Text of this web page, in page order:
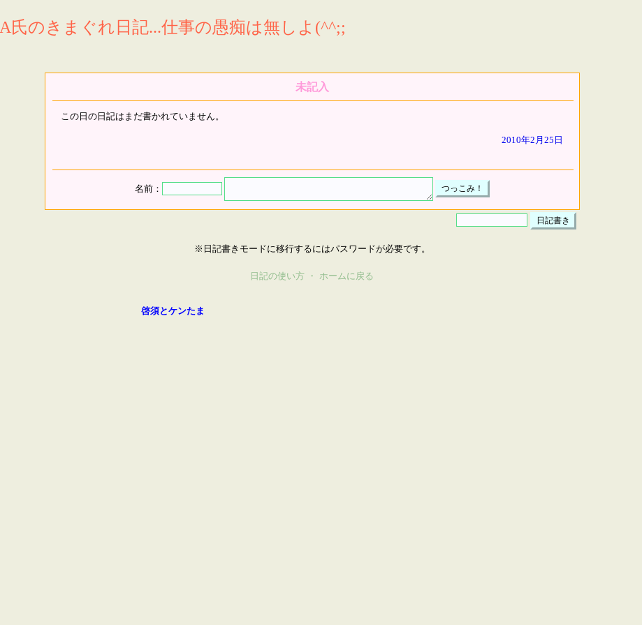
A氏のきまぐれ日記...仕事の愚痴は無しよ(^^;;
未記入
この日の日記はまだ書かれていません。
2010年2月25日
名前：
※日記書きモードに移行するにはパスワードが必要です。
日記の使い方 ・ ホームに戻る
啓須とケンたま